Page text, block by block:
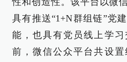
具有推送“1+N群组链”党
能，也具有党员线上学习
前，微信公众平台共设